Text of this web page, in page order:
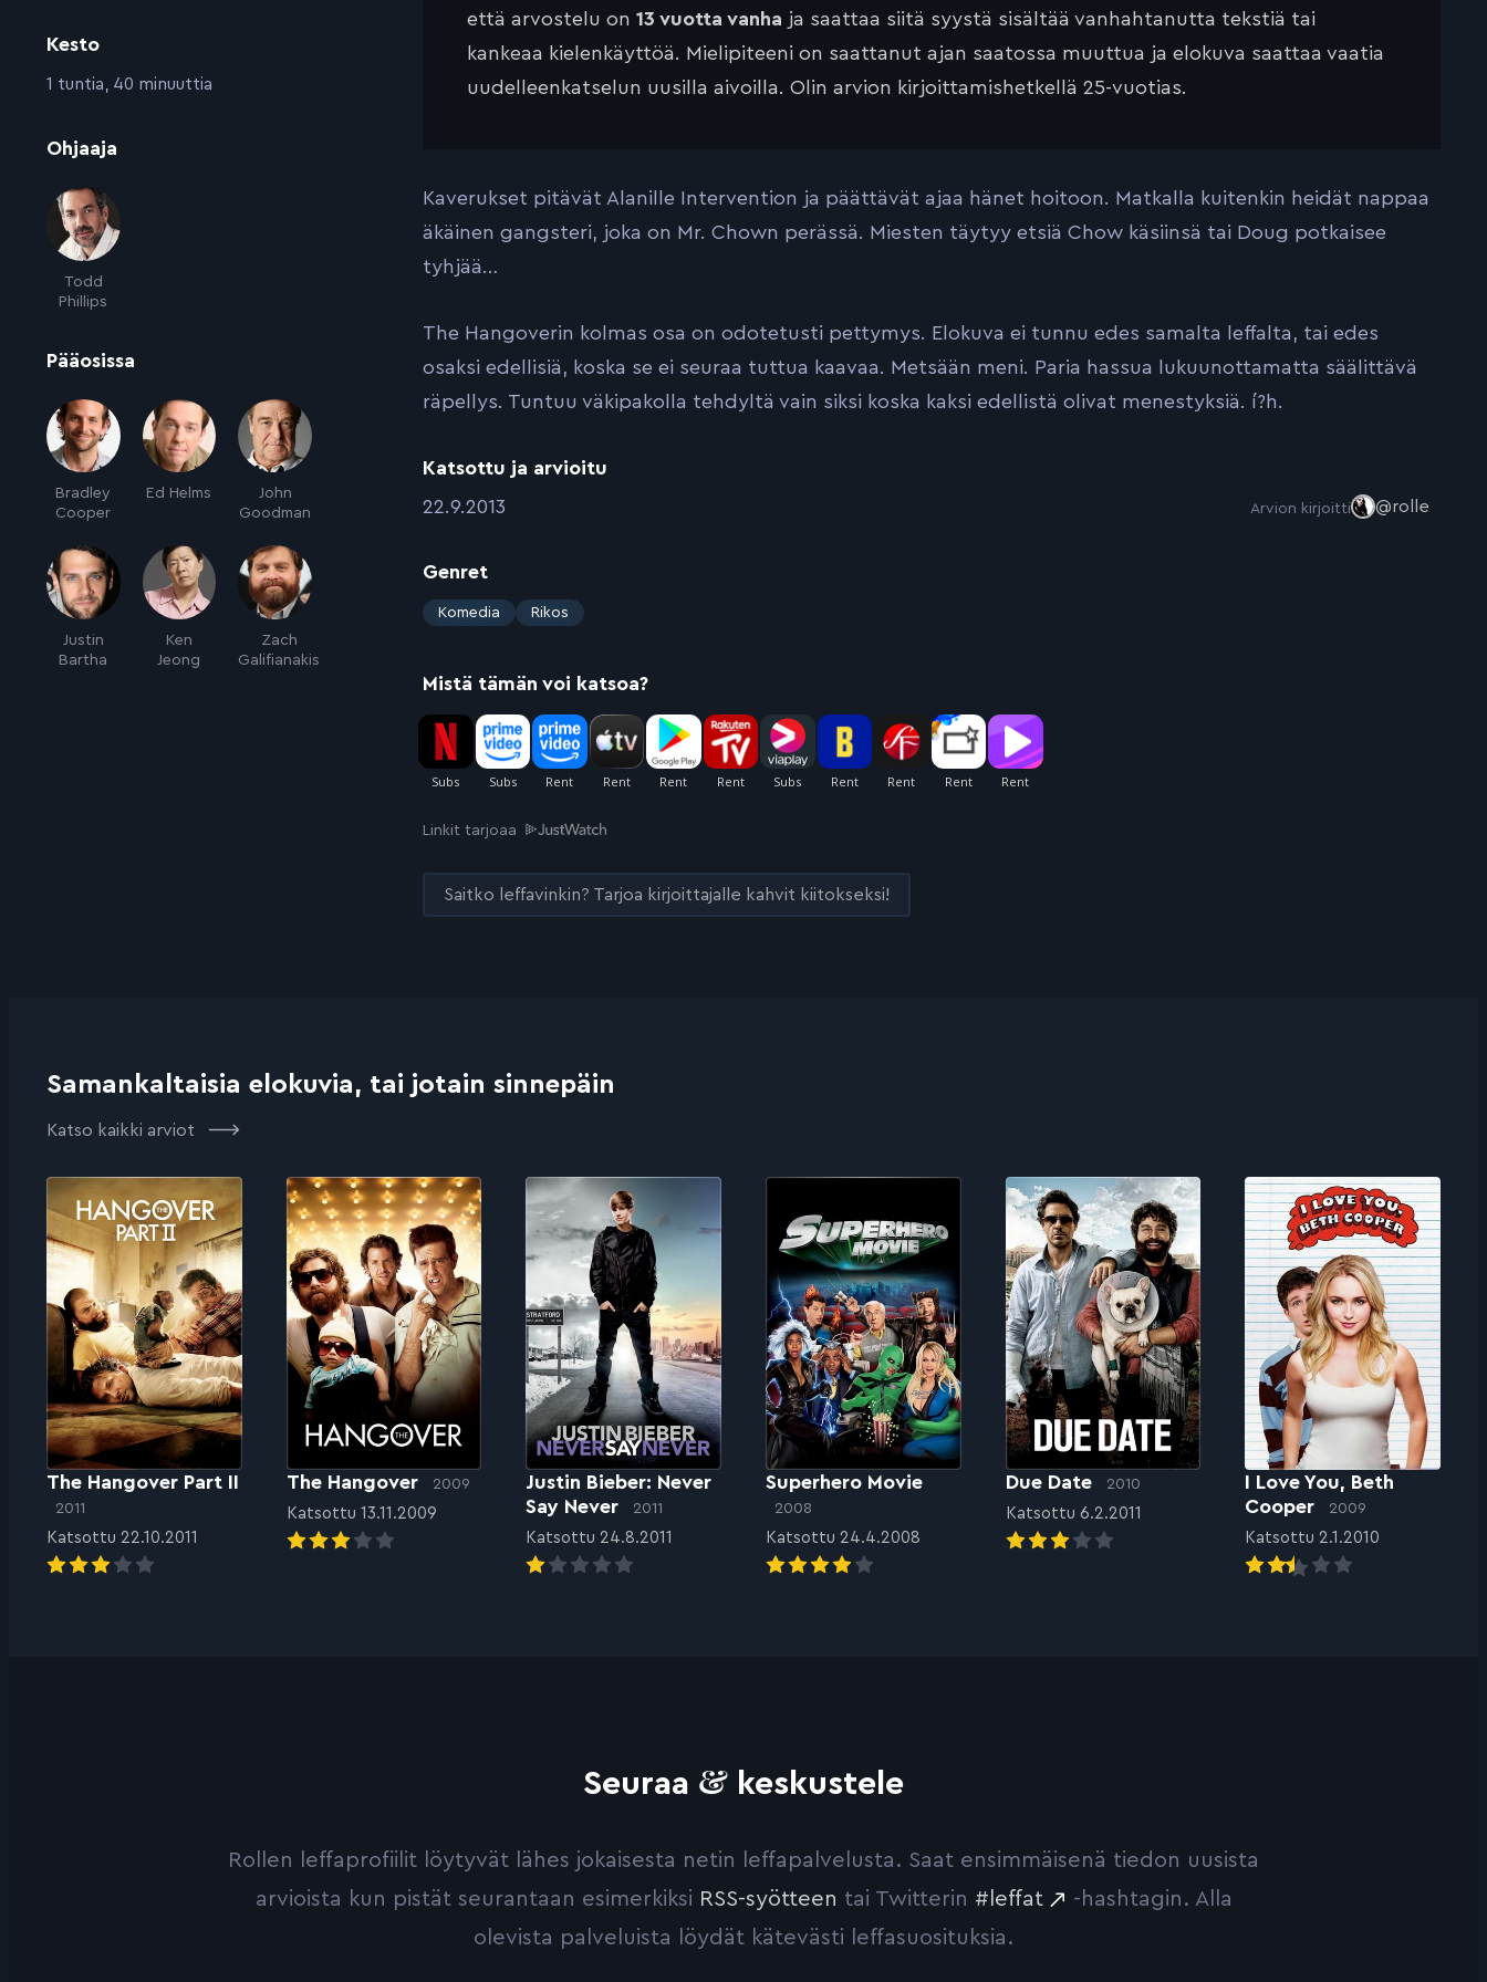
Kesto
:1 tuntia, 40 minuuttia
Ohjaaja
Todd
Phillips
Pääosissa
Bradley
Cooper
Ed Helms
John
Goodman
Justin
Bartha
Ken
Jeong
Zach
Galifianakis
että arvostelu on 13 vuotta vanha ja saattaa siitä syystä sisältää vanhahtanutta tekstiä tai
kankeaa kielenkäyttöä. Mielipiteeni on saattanut ajan saatossa muuttua ja elokuva saattaa vaatia
uudelleenkatselun uusilla aivoilla. Olin arvion kirjoittamishetkellä 25-vuotias.
Kaverukset pitävät Alanille Intervention ja päättävät ajaa hänet hoitoon. Matkalla kuitenkin heidät nappaa
äkäinen gangsteri, joka on Mr. Chown perässä. Miesten täytyy etsiä Chow käsiinsä tai Doug potkaisee
tyhjää…
The Hangoverin kolmas osa on odotetusti pettymys. Elokuva ei tunnu edes samalta leffalta, tai edes
osaksi edellisiä, koska se ei seuraa tuttua kaavaa. Metsään meni. Paria hassua lukuunottamatta säälittävä
räpellys. Tuntuu väkipakolla tehdyltä vain siksi koska kaksi edellistä olivat menestyksiä. í?h.
Katsottu ja arvioitu
:22.9.2013 Arvion kirjoitti @rolle
Genret
:
Komedia Rikos
Mistä tämän voi katsoa?
Linkit tarjoaa
Saitko leffavinkin? Tarjoa kirjoittajalle kahvit kiitokseksi!
Samankaltaisia elokuvia, tai jotain sinnepäin
Katso kaikki arviot
The Hangover Part II
2011
Katsottu 22.10.2011
The Hangover 2009
Katsottu 13.11.2009
Justin Bieber: Never
Say Never
2011
Katsottu 24.8.2011
Superhero Movie
2008
Katsottu 24.4.2008
Due Date 2010
Katsottu 6.2.2011
I Love You, Beth
Cooper
2009
Katsottu 2.1.2010
Seuraa & keskustele
Rollen leffaprofiilit löytyvät lähes jokaisesta netin leffapalvelusta. Saat ensimmäisenä tiedon uusista
arvioista kun pistät seurantaan esimerkiksi RSS-syötteen tai Twitterin #leffat
-hashtagin. Alla
olevista palveluista löydät kätevästi leffasuosituksia.